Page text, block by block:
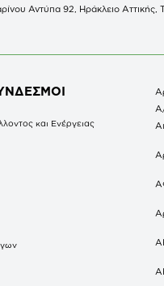
Αντύπα 92, Ηράκλειο Αττικής,
και Ενέργειας